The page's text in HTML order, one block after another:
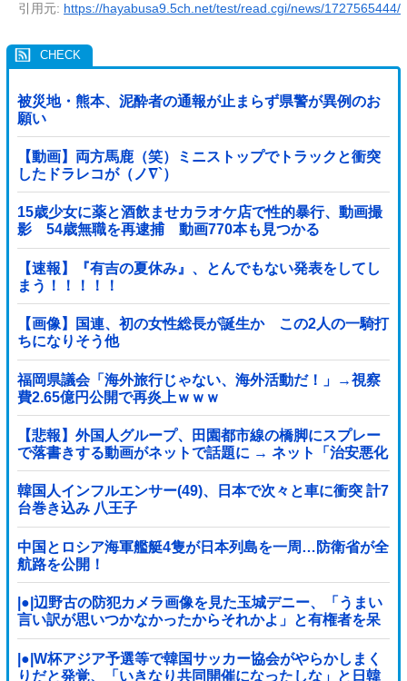
引用元: https://hayabusa9.5ch.net/test/read.cgi/news/1727565444/
被災地・熊本、泥酔者の通報が止まらず県警が異例のお
願い
【動画】両方馬鹿（笑）ミニストップでトラックと衝突
したドラレコが（ノ∇`）
15歳少女に薬と酒飲ませカラオケ店で性的暴行、動画撮
影 54歳無職を再逮捕 動画770本も見つかる
【速報】『有吉の夏休み』、とんでもない発表をしてし
まう！！！！！
【画像】国連、初の女性総長が誕生か この2人の一騎打
ちになりそう他
福岡県議会「海外旅行じゃない、海外活動だ！」→視察
費2.65億円公開で再炎上ｗｗｗ
【悲報】外国人グループ、田園都市線の橋脚にスプレー
で落書きする動画がネットで話題に → ネット「治安悪化
の始まり」
韓国人インフルエンサー(49)、日本で次々と車に衝突 計7
台巻き込み 八王子
中国とロシア海軍艦艇4隻が日本列島を一周…防衛省が全
航路を公開！
|●|辺野古の防犯カメラ画像を見た玉城デニー、「うまい
言い訳が思いつかなかったからそれかよ」と有権者を呆
れさせるコメントを……
|●|W杯アジア予選等で韓国サッカー協会がやらかしまく
りだと発覚、「いきなり共同開催になったしな」と日韓